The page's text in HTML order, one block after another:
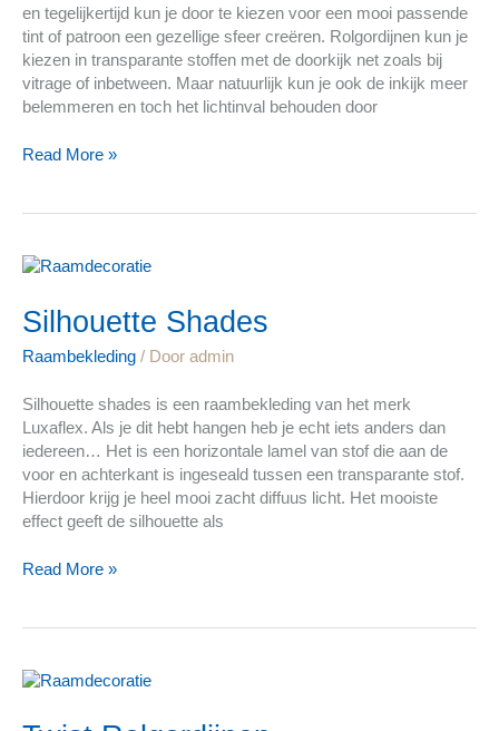
en tegelijkertijd kun je door te kiezen voor een mooi passende
tint of patroon een gezellige sfeer creëren. Rolgordijnen kun je
kiezen in transparante stoffen met de doorkijk net zoals bij
vitrage of inbetween. Maar natuurlijk kun je ook de inkijk meer
belemmeren en toch het lichtinval behouden door
Read More »
Silhouette Shades​
Raambekleding / Door admin
Silhouette shades is een raambekleding van het merk
Luxaflex. Als je dit hebt hangen heb je echt iets anders dan
iedereen… Het is een horizontale lamel van stof die aan de
voor en achterkant is ingeseald tussen een transparante stof.
Hierdoor krijg je heel mooi zacht diffuus licht. Het mooiste
effect geeft de silhouette als
Silhouette
Read More »
Twist